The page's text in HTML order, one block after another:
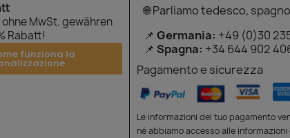
MwSt. gewähren
Rabatt!
funziona la
🌐 Parliamo tedesco,
📌 Germania: +49 (0)30
📌 Spagna: +34 644 902
Pagamento e sicurezza
Le informazioni del tuo pagamento
né abbiamo accesso alle